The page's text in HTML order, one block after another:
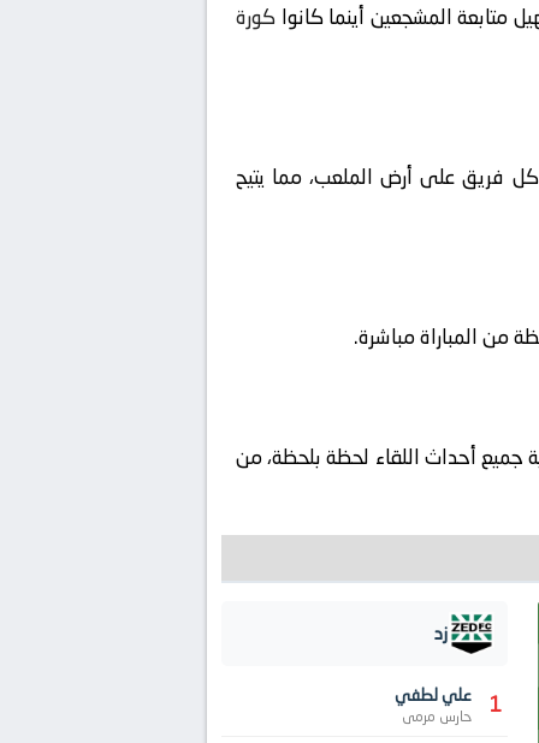
المشجعين أينما كانوا كورة
كل فريق على أرض الملعب، مما يتيح
جميع أحداث اللقاء لحظة بلحظة، من
زد
1 علي لطفي
حارس مرمى